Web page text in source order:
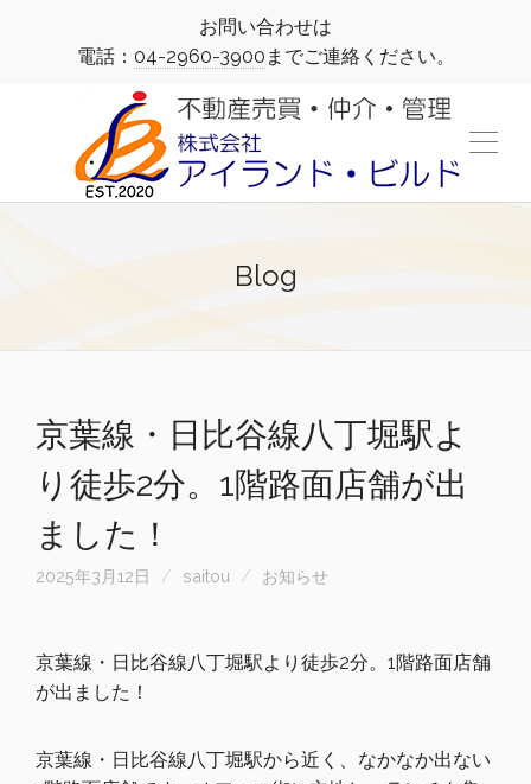
お問い合わせは
電話： 04-2960-3900 までご連絡ください。
Blog
京葉線・日比谷線八丁堀駅よ
り徒歩2分。1階路面店舗が出
ました！
2025年3月12日 saitou お知らせ
京葉線・日比谷線八丁堀駅より徒歩2分。 1階路面店舗
が出ました！
京葉線・日比谷線八丁堀駅から近く、なかなか出ない